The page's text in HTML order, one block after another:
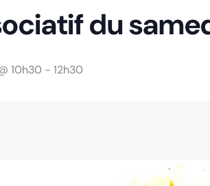
du
10h30 - 12h30